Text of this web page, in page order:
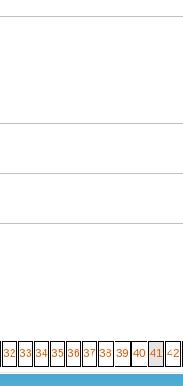
32 33 34 35 36 37 38 39 40 41 42